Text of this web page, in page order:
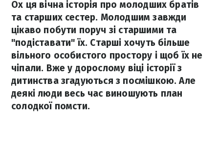
Ох ця вічна історія про молодших братів
та старших сестер. Молодшим завжди
цікаво побути поруч зі старшими та
"подіставати" їх. Старші хочуть більше
вільного особистого простору і щоб їх не
чіпали. Вже у дорослому віці історії з
дитинства згадуються з посмішкою. Але
деякі люди весь час виношують план
солодкої помсти.